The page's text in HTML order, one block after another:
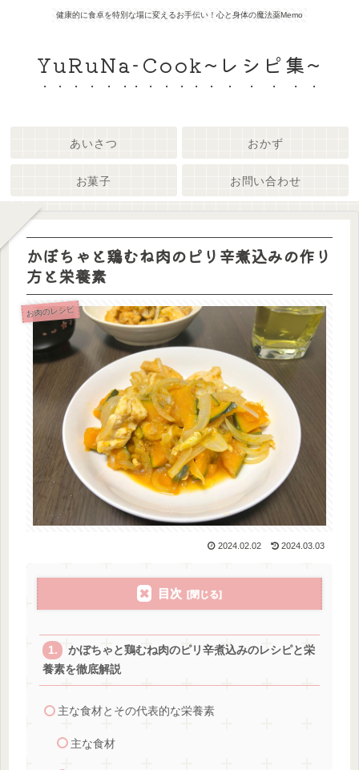
健康的に食卓を特別な場に変えるお手伝い！心と身体の魔法薬Memo
YuRuNa-Cook~レシピ集~
あいさつ おかず
お菓子 お問い合わせ
かぼちゃと鶏むね肉のピリ辛煮込みの作り
方と栄養素
お肉のレシピ
2024.02.02 2024.03.03
目次
かぼちゃと鶏むね肉のピリ辛煮込みのレシピと栄
養素を徹底解説
主な食材とその代表的な栄養素
主な食材